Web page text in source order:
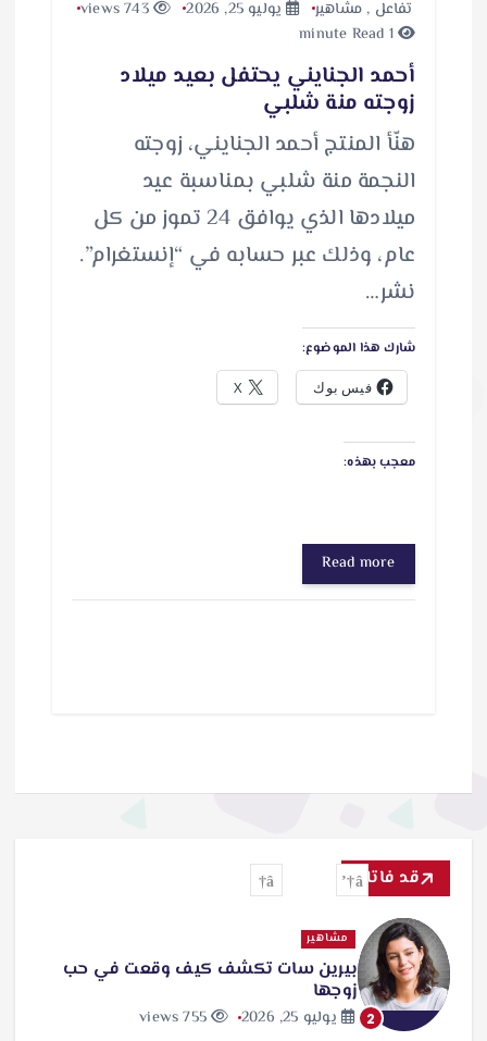
تفاعل , مشاهير يوليو 25, 2026
743 views
1 minute Read
أحمد الجنايني يحتفل بعيد ميلاد
زوجته منة شلبي
هنّأ المنتج أحمد الجنايني، زوجته
النجمة منة شلبي بمناسبة عيد
ميلادها الذي يوافق 24 تموز من كل
عام، وذلك عبر حسابه في “إنستغرام”.
نشر…
شارك هذا الموضوع:
فيس بوك X
معجب بهذه:
Read more
قد فاتك
2
مشاهير
بيرين سات تكشف كيف وقعت في حب
زوجها
يوليو 25, 2026 755 views